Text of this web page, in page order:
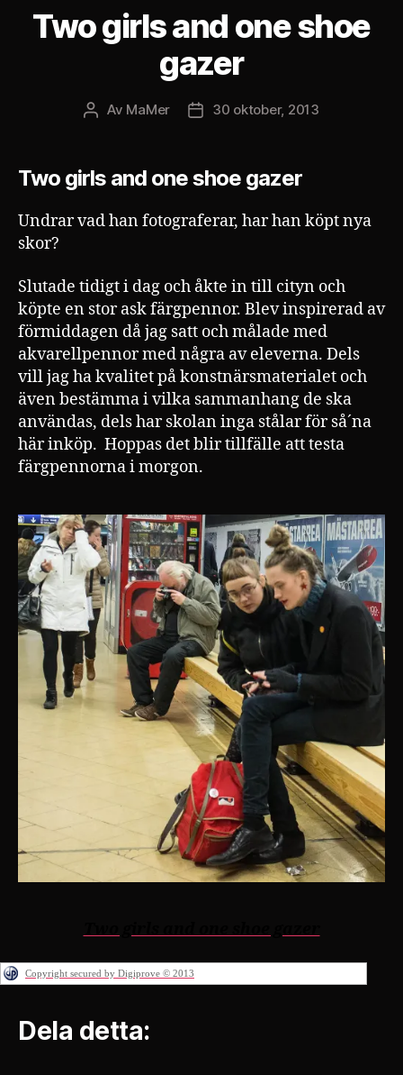
Two girls and one shoe
gazer
Inläggsförfattare
Av MaMer Inläggsdatum
30 oktober, 2013
Two girls and one shoe gazer
Undrar vad han fotograferar, har han köpt nya
skor?
Slutade tidigt i dag och åkte in till cityn och
köpte en stor ask färgpennor. Blev inspirerad av
förmiddagen då jag satt och målade med
akvarellpennor med några av eleverna. Dels
vill jag ha kvalitet på konstnärsmaterialet och
även bestämma i vilka sammanhang de ska
användas, dels har skolan inga stålar för så´na
här inköp. Hoppas det blir tillfälle att testa
färgpennorna i morgon.
Copyright secured by Digiprove © 2013
Dela detta: